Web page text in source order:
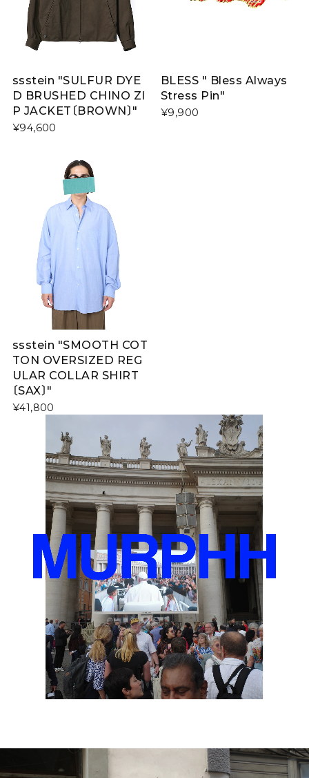
ssstein "SULFUR DYE
D BRUSHED CHINO ZI
P JACKET〔BROWN〕"
¥94,600
BLESS " Bless Always
Stress Pin"
¥9,900
ssstein "SMOOTH COT
TON OVERSIZED REG
ULAR COLLAR SHIRT
〔SAX〕"
¥41,800